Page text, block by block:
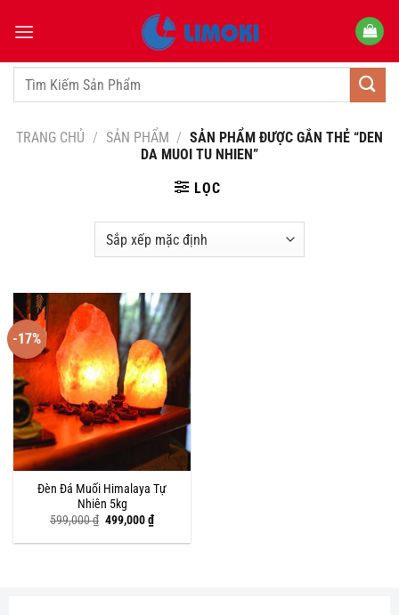
qua
dungTìm
TRANG CHỦ / SẢN PHẨM / SẢN PHẨM ĐƯỢC GẮN THẺ “DEN
DA MUOI TU NHIEN”
LỌC
-17%
Đèn Đá Muối Himalaya Tự
Nhiên 5kg
599,000₫ Giá
là:
499,000₫Giá
hiện
tại